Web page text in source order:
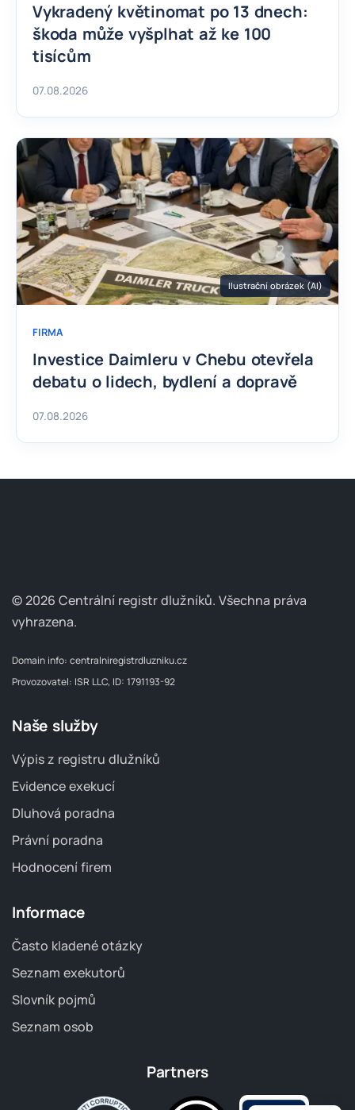
Vykradený květinomat po 13 dnech:
škoda může vyšplhat až ke 100
tisícům
07.08.2026
Ilustrační obrázek (AI)
FIRMA
Investice Daimleru v Chebu otevřela
debatu o lidech, bydlení a dopravě
07.08.2026
© 2026 Centrální registr dlužníků. Všechna práva
vyhrazena.
Domain info: centralniregistrdluzniku.cz
Provozovatel: ISR LLC, ID: 1791193-92
Naše služby
Výpis z registru dlužníků
Evidence exekucí
Dluhová poradna
Právní poradna
Hodnocení firem
Informace
Často kladené otázky
Seznam exekutorů
Slovník pojmů
Seznam osob
Partners